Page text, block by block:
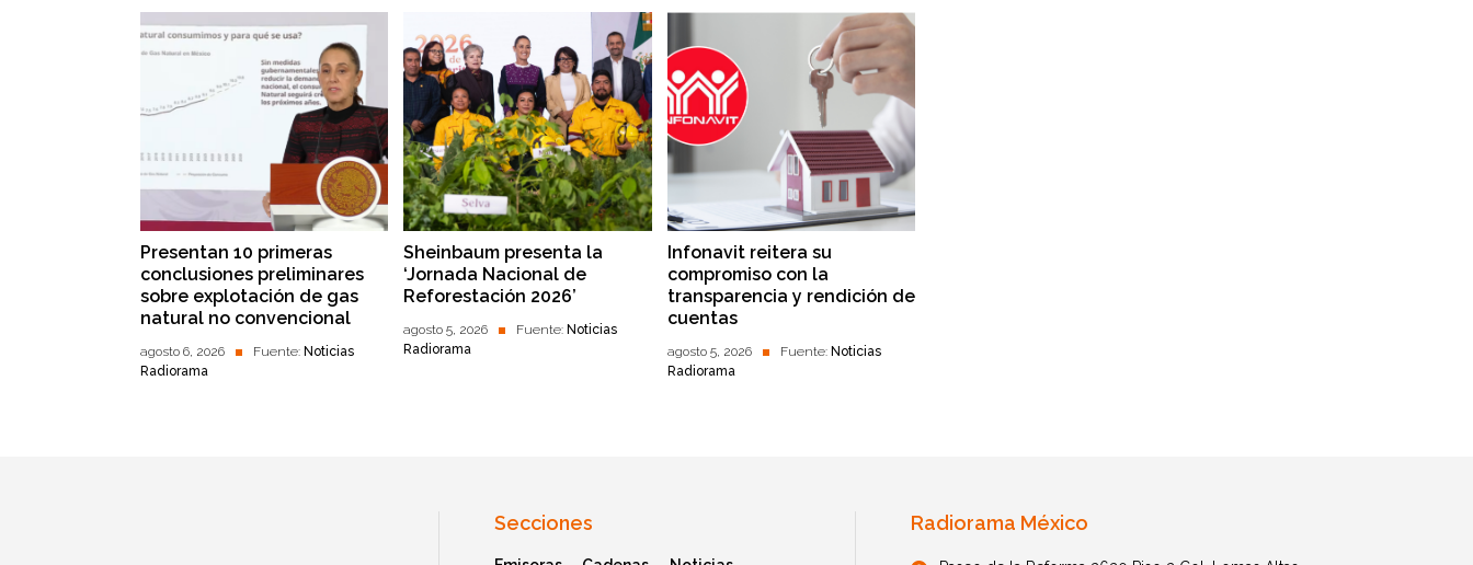
Presentan 10 primeras
conclusiones preliminares
sobre explotación de gas
natural no convencional
agosto 6, 2026 Fuente: Noticias
Radiorama
Sheinbaum presenta la
‘Jornada Nacional de
Reforestación 2026’
agosto 5, 2026 Fuente:Noticias
Radiorama
Infonavit reitera su
compromiso con la
transparencia y rendición de
cuentas
agosto 5, 2026 Fuente: Noticias
Radiorama
Secciones Radiorama México